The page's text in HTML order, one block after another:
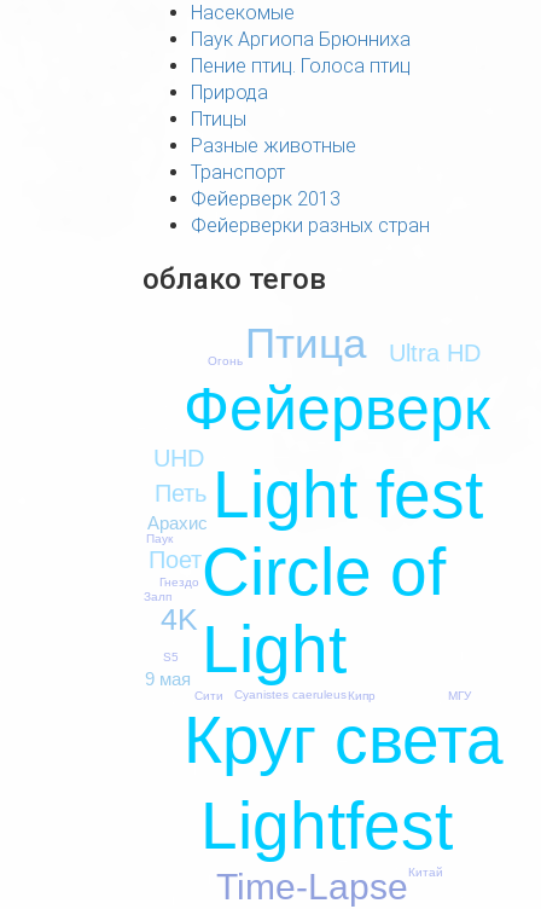
Насекомые
Паук Аргиопа Брюнниха
Пение птиц. Голоса птиц
Природа
Птицы
Разные животные
Транспорт
Фейерверк 2013
Фейерверки разных стран
облако тегов
Circle of
Light
Круг света
Light fest
Lightfest
Фейерверк
Птица
Time-Lapse
4K
UHD
Ultra HD
Поет
Петь
Арахис
9 мая
Гнездо
Cyanistes caeruleus
S5
МГУ
Кипр
Огонь
Залп
Китай
Паук
Сити